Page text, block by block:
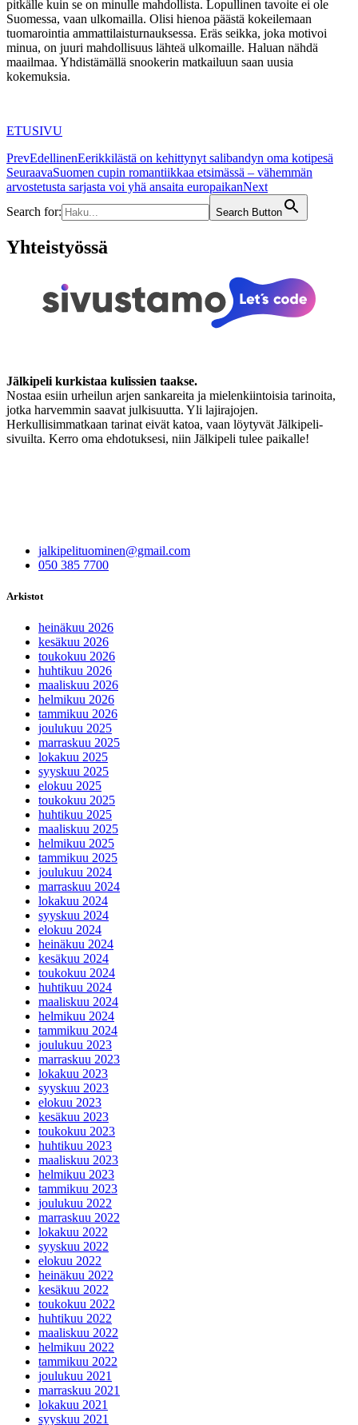
pitkälle kuin se on minulle mahdollista. Lopullinen tavoite ei ole
Suomessa, vaan ulkomailla. Olisi hienoa päästä kokeilemaan
tuomarointia ammattilaisturnauksessa. Eräs seikka, joka motivoi
minua, on juuri mahdollisuus lähteä ulkomaille. Haluan nähdä
maailmaa. Yhdistämällä snookerin matkailuun saan uusia
kokemuksia.
ETUSIVU
PrevEdellinenEerikkilästä on kehittynyt salibandyn oma kotipesä
SeuraavaSuomen cupin romantiikkaa etsimässä – vähemmän
arvostetusta sarjasta voi yhä ansaita europaikanNext
Search for:
Search Button
Yhteistyössä
Jälkipeli kurkistaa kulissien taakse.
Nostaa esiin urheilun arjen sankareita ja mielenkiintoisia tarinoita,
jotka harvemmin saavat julkisuutta. Yli lajirajojen.
Herkullisimmatkaan tarinat eivät katoa, vaan löytyvät Jälkipeli-
sivuilta. Kerro oma ehdotuksesi, niin Jälkipeli tulee paikalle!
jalkipelituominen@gmail.com
050 385 7700
Arkistot
heinäkuu 2026
kesäkuu 2026
toukokuu 2026
huhtikuu 2026
maaliskuu 2026
helmikuu 2026
tammikuu 2026
joulukuu 2025
marraskuu 2025
lokakuu 2025
syyskuu 2025
elokuu 2025
toukokuu 2025
huhtikuu 2025
maaliskuu 2025
helmikuu 2025
tammikuu 2025
joulukuu 2024
marraskuu 2024
lokakuu 2024
syyskuu 2024
elokuu 2024
heinäkuu 2024
kesäkuu 2024
toukokuu 2024
huhtikuu 2024
maaliskuu 2024
helmikuu 2024
tammikuu 2024
joulukuu 2023
marraskuu 2023
lokakuu 2023
syyskuu 2023
elokuu 2023
kesäkuu 2023
toukokuu 2023
huhtikuu 2023
maaliskuu 2023
helmikuu 2023
tammikuu 2023
joulukuu 2022
marraskuu 2022
lokakuu 2022
syyskuu 2022
elokuu 2022
heinäkuu 2022
kesäkuu 2022
toukokuu 2022
huhtikuu 2022
maaliskuu 2022
helmikuu 2022
tammikuu 2022
joulukuu 2021
marraskuu 2021
lokakuu 2021
syyskuu 2021